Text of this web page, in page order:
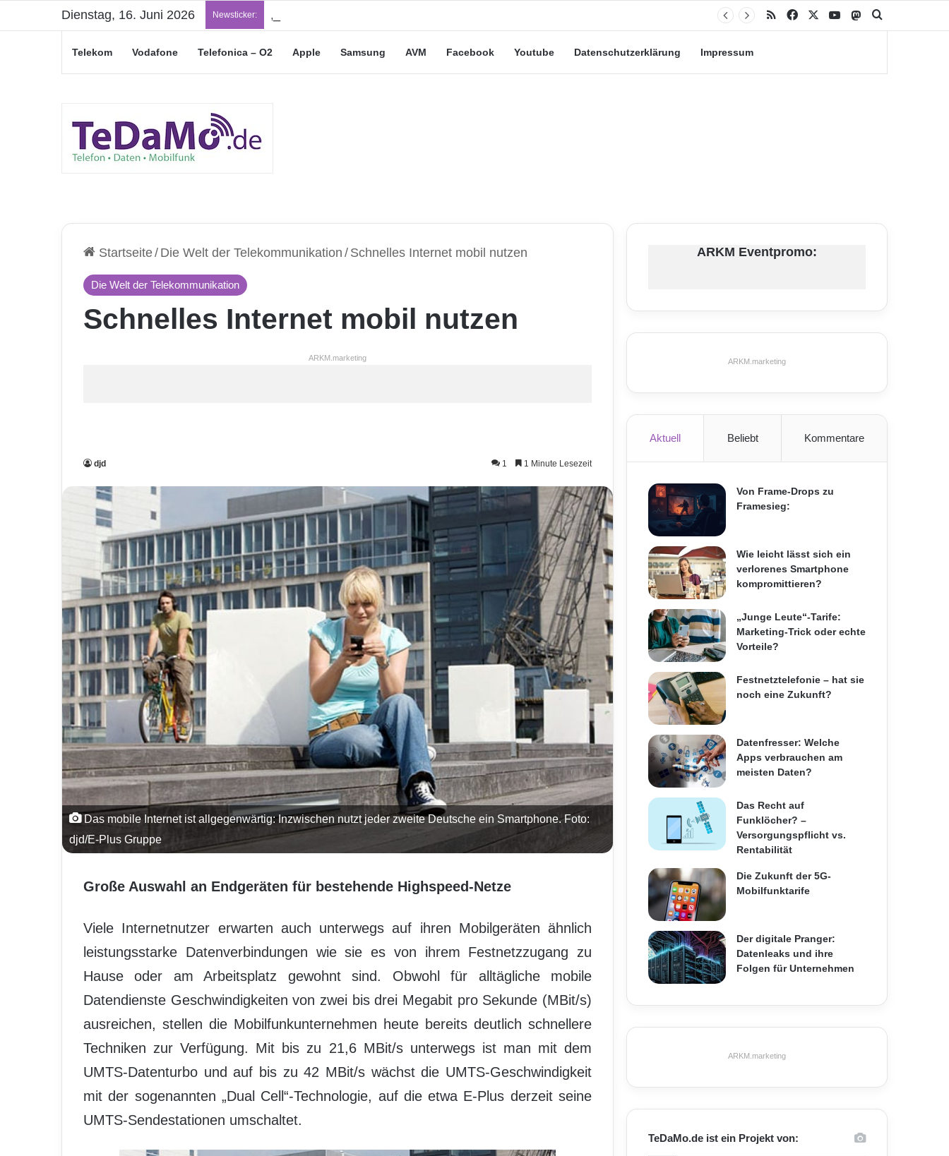
Dienstag, 16. Juni 2026 Newsticker: „Junge Leute“-Tarife: Marketing-Trick oder echte Vorteile? RSS Facebook YouTubeMastodon
Telekom Vodafone Telefonica – O2 Apple Samsung AVM Facebook Youtube Datenschutzerklärung Impressum
Startseite/ Die Welt der Telekommunikation / Schnelles Internet mobil nutzen
Die Welt der Telekommunikation
Schnelles Internet mobil nutzen
ARKM.marketing
djd 1 1 Minute Lesezeit
Das mobile Internet ist allgegenwärtig: Inzwischen nutzt jeder zweite Deutsche ein Smartphone. Foto:
djd/E-Plus Gruppe
Große Auswahl an Endgeräten für bestehende Highspeed-Netze
Viele Internetnutzer erwarten auch unterwegs auf ihren Mobilgeräten ähnlich
leistungsstarke Datenverbindungen wie sie es von ihrem Festnetzzugang zu
Hause oder am Arbeitsplatz gewohnt sind. Obwohl für alltägliche mobile
Datendienste Geschwindigkeiten von zwei bis drei Megabit pro Sekunde (MBit/s)
ausreichen, stellen die Mobilfunkunternehmen heute bereits deutlich schnellere
Techniken zur Verfügung. Mit bis zu 21,6 MBit/s unterwegs ist man mit dem
UMTS-Datenturbo und auf bis zu 42 MBit/s wächst die UMTS-Geschwindigkeit
mit der sogenannten „Dual Cell“-Technologie, auf die etwa E-Plus derzeit seine
UMTS-Sendestationen umschaltet.
ARKM Eventpromo:
ARKM.marketing
Aktuell Beliebt Kommentare
Von Frame-Drops zu
Framesieg:
Wie leicht lässt sich ein
verlorenes Smartphone
kompromittieren?
„Junge Leute“-Tarife:
Marketing-Trick oder echte
Vorteile?
Festnetztelefonie – hat sie
noch eine Zukunft?
Datenfresser: Welche
Apps verbrauchen am
meisten Daten?
Das Recht auf
Funklöcher? –
Versorgungspflicht vs.
Rentabilität
Die Zukunft der 5G-
Mobilfunktarife
Der digitale Pranger:
Datenleaks und ihre
Folgen für Unternehmen
ARKM.marketing
TeDaMo.de ist ein Projekt von: